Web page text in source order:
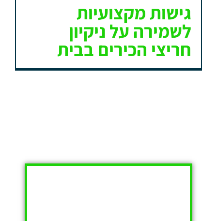
גישות מקצועיות
לשמירה על ניקיון
חריצי הכירים בבית